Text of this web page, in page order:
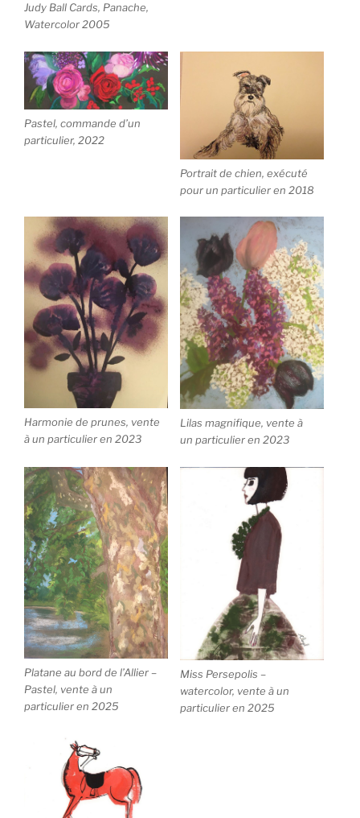
Judy Ball Cards, Panache,
Watercolor 2005
Pastel, commande d’un
particulier, 2022
Portrait de chien, exécuté
pour un particulier en 2018
Harmonie de prunes, vente
à un particulier en 2023
Lilas magnifique, vente à
un particulier en 2023
Platane au bord de l’Allier –
Pastel, vente à un
particulier en 2025
Miss Persepolis –
watercolor, vente à un
particulier en 2025